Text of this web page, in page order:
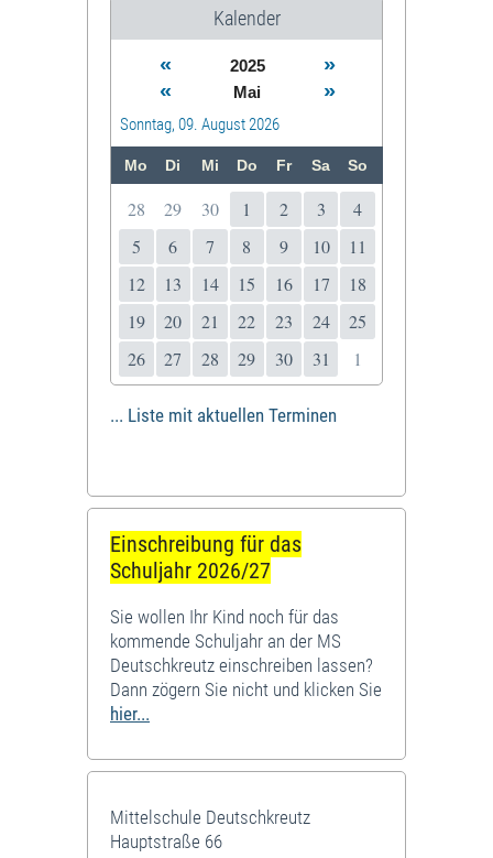
Kalender
« 2025
»
«
Mai »
Sonntag, 09. August 2026
Mo Di Mi Do Fr Sa So
28 29 30 1 2 3
4
5
6 7 8 9 10
11
12
13 14 15 16 17
18
19
20 21 22 23 24
25
26
27 28 29 30 31 1
... Liste mit aktuellen Terminen
Einschreibung für das
Schuljahr 2026/27
Sie wollen Ihr Kind noch für das
kommende Schuljahr an der MS
Deutschkreutz einschreiben lassen?
Dann zögern Sie nicht und klicken Sie
hier...
Mittelschule Deutschkreutz
Hauptstraße 66